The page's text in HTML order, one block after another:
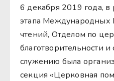
6 декабря 2019 года, в
этапа Международных
чтений, Отделом по
благотворительности
служению была
секция «Церковная